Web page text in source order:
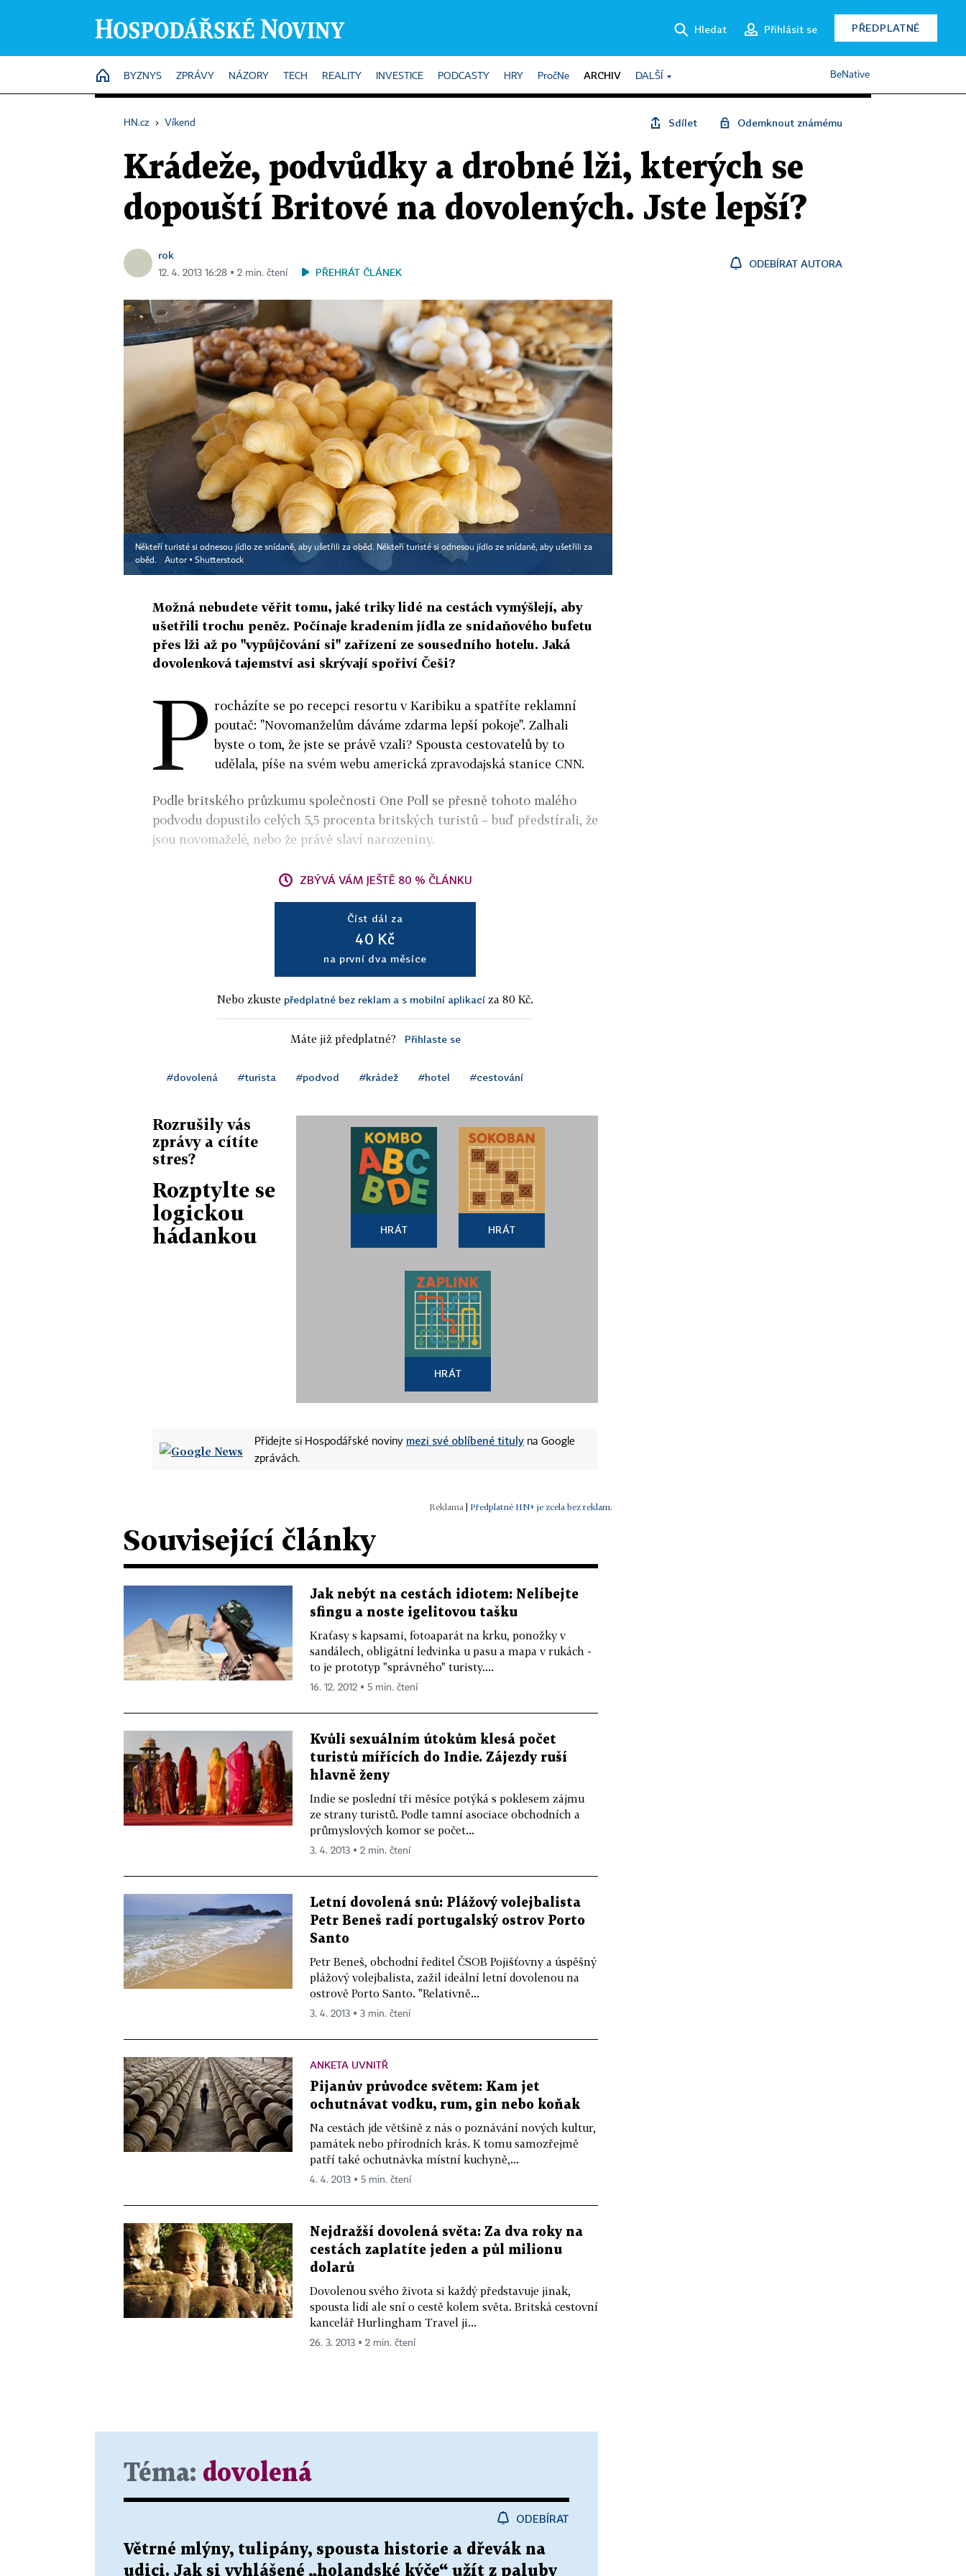
Hledat Přihlásit se PŘEDPLATNÉ
HOME
BYZNYS ZPRÁVY NÁZORY TECH REALITY INVESTICE PODCASTY HRY PročNe ARCHIV DALŠÍ BeNative
HN.cz › Víkend Sdílet Odemknout známému
Krádeže, podvůdky a drobné lži, kterých se
dopouští Britové na dovolených. Jste lepší?
rok
12. 4. 2013 16:28 ▪ 2 min. čtení PŘEHRÁT ČLÁNEK
ODEBÍRAT AUTORA
Někteří turisté si odnesou jídlo ze snídaně, aby ušetřili za oběd. Někteří turisté si odnesou jídlo ze snídaně, aby ušetřili za
oběd.
Autor ▪ Shutterstock
Možná nebudete věřit tomu, jaké triky lidé na cestách vymýšlejí, aby
ušetřili trochu peněz. Počínaje kradením jídla ze snídaňového bufetu
přes lži až po "vypůjčování si" zařízení ze sousedního hotelu. Jaká
dovolenková tajemství asi skrývají spořiví Češi?
P rocházíte se po recepci resortu v Karibiku a spatříte reklamní
poutač: "Novomanželům dáváme zdarma lepší pokoje". Zalhali
byste o tom, že jste se právě vzali? Spousta cestovatelů by to
udělala, píše na svém webu americká zpravodajská stanice CNN.
Podle britského průzkumu společnosti One Poll se přesně tohoto malého
podvodu dopustilo celých 5,5 procenta britských turistů – buď předstírali, že
jsou novomaželé, nebo že právě slaví narozeniny.
ZBÝVÁ VÁM JEŠTĚ 80 % ČLÁNKU
Číst dál za
40 Kč
na první dva měsíce
Nebo zkuste předplatné bez reklam a s mobilní aplikací za 80 Kč.
Máte již předplatné? Přihlaste se
#dovolená #turista #podvod #krádež #hotel #cestování
Rozrušily vás
zprávy a cítíte
stres?
Rozptylte se
logickou
hádankou
HRÁT HRÁT
HRÁT
Přidejte si Hospodářské noviny mezi své oblíbené tituly na Google
zprávách.
| Předplatné HN+ je zcela bez reklam.
Související články
Jak nebýt na cestách idiotem: Nelíbejte
sfingu a noste igelitovou tašku
Kraťasy s kapsami, fotoaparát na krku, ponožky v
sandálech, obligátní ledvinka u pasu a mapa v rukách -
to je prototyp "správného" turisty....
16. 12. 2012 ▪ 5 min. čtení
Kvůli sexuálním útokům klesá počet
turistů mířících do Indie. Zájezdy ruší
hlavně ženy
Indie se poslední tři měsíce potýká s poklesem zájmu
ze strany turistů. Podle tamní asociace obchodních a
průmyslových komor se počet...
3. 4. 2013 ▪ 2 min. čtení
Letní dovolená snů: Plážový volejbalista
Petr Beneš radí portugalský ostrov Porto
Santo
Petr Beneš, obchodní ředitel ČSOB Pojišťovny a úspěšný
plážový volejbalista, zažil ideální letní dovolenou na
ostrově Porto Santo. "Relativně...
3. 4. 2013 ▪ 3 min. čtení
ANKETA UVNITŘ
Pijanův průvodce světem: Kam jet
ochutnávat vodku, rum, gin nebo koňak
Na cestách jde většině z nás o poznávání nových kultur,
památek nebo přírodních krás. K tomu samozřejmě
patří také ochutnávka místní kuchyně,...
4. 4. 2013 ▪ 5 min. čtení
Nejdražší dovolená světa: Za dva roky na
cestách zaplatíte jeden a půl milionu
dolarů
Dovolenou svého života si každý představuje jinak,
spousta lidí ale sní o cestě kolem světa. Britská cestovní
kancelář Hurlingham Travel ji...
26. 3. 2013 ▪ 2 min. čtení
Téma: dovolená
ODEBÍRAT
Větrné mlýny, tulipány, spousta historie a dřevák na
udici. Jak si vyhlášené „holandské kýče“ užít z paluby